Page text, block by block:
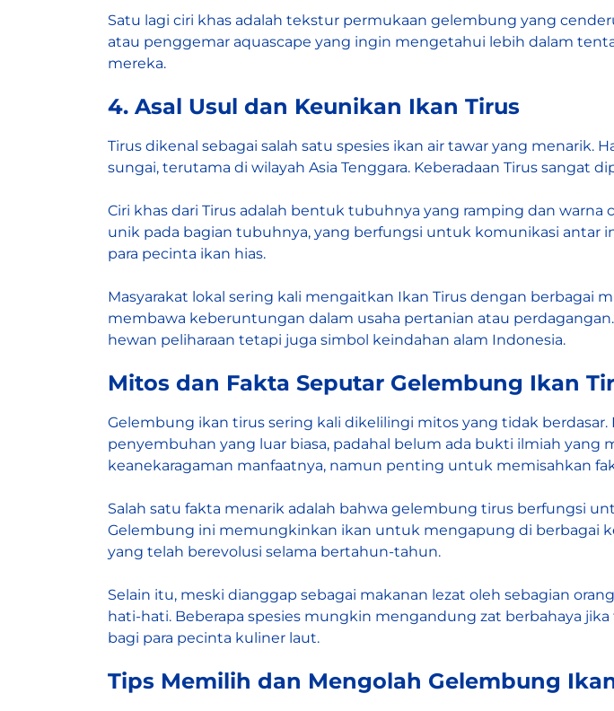
Satu lagi ciri khas adalah tekstur permukaan gelembung yang
atau penggemar aquascape yang ingin mengetahui lebih dalam
mereka.
4. Asal Usul dan Keunikan Ikan Tirus
Tirus dikenal sebagai salah satu spesies ikan air tawar yang
sungai, terutama di wilayah Asia Tenggara. Keberadaan Tirus sangat
Ciri khas dari Tirus adalah bentuk tubuhnya yang ramping dan
unik pada bagian tubuhnya, yang berfungsi untuk komunikasi antar
para pecinta ikan hias.
Masyarakat lokal sering kali mengaitkan Ikan Tirus dengan berbagai
membawa keberuntungan dalam usaha pertanian atau
hewan peliharaan tetapi juga simbol keindahan alam Indonesia.
Mitos dan Fakta Seputar Gelembung Ikan
Gelembung ikan tirus sering kali dikelilingi mitos yang tidak
penyembuhan yang luar biasa, padahal belum ada bukti ilmiah
keanekaragaman manfaatnya, namun penting untuk memisahkan
Salah satu fakta menarik adalah bahwa gelembung tirus berfungsi
Gelembung ini memungkinkan ikan untuk mengapung di berbagai
yang telah berevolusi selama bertahun-tahun.
Selain itu, meski dianggap sebagai makanan lezat oleh sebagian
hati-hati. Beberapa spesies mungkin mengandung zat berbahaya
bagi para pecinta kuliner laut.
Tips Memilih dan Mengolah Gelembung